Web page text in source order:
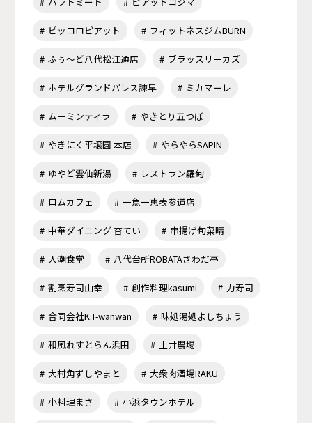
ピッコロピアット フィットネスジムBURN
ふぅ～ど八代松江通店 ブラッスリーカズ
ホテルグランドパレス諫早 ミカマーレ
ムーミンティラ やきとり五つぼ
やきにく平壌園 本店 やらやらSAPIN
ゆやど雲仙新湯 レストラン羅甸
ロムカフェ 一魚一恵表参道店
中華ダイニング 杏てい 串揚げ旬菜晴
入潮食堂 八代台所ROBATAさわだ亭
割烹寿司山幸 創作料理kasumi 力寿司
合同会社K.T-wanwan 味処湯処よしちょう
和風れすとらん浜田 土井農場
大村角ずしやまと 大衆肉酒場RAKU
小料理まさ 小浜タウンホテル